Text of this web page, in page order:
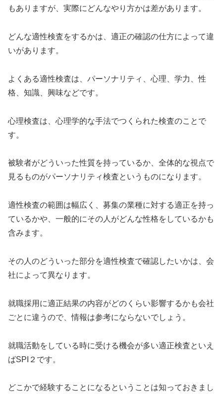
もありますが、実際にどんなやり方かは差があります。
どんな適性検査をするかは、適正の確認の仕方によって違
いがあります。
よくある適性検査は、パーソナリティ、心理、学力、性
格、知識、興味などです。
心理検査は、心理学的な手法でつくられた検査のことで
す。
被験者がどういった性質を持っているか、全体的な視点で
見るものがパーソナリティ検査というものになります。
適性検査の範囲は幅広く、募集の業種に対する適正を持っ
ているかや、一般的にその人がどんな性格をしているかも
含みます。
その人のどういった部分を適性検査で確認したいかは、会
社によって異なります。
就職採用に適正結果の内容がどのくらい影響するかも会社
ごとに違うので、情報は参考にならないでしょう。
就職活動をしている時に受ける機会が多い適正検査といえ
ばSPI２です。
どこかで経験することになるということは知っておきまし